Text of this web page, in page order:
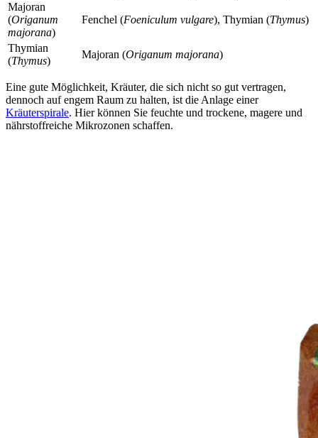
Majoran
(Origanum
majorana)
Fenchel (Foeniculum vulgare), Thymian (Thymus)
Thymian
(Thymus)
Majoran (Origanum majorana)
Eine gute Möglichkeit, Kräuter, die sich nicht so gut vertragen,
dennoch auf engem Raum zu halten, ist die Anlage einer
Kräuterspirale. Hier können Sie feuchte und trockene, magere und
nährstoffreiche Mikrozonen schaffen.